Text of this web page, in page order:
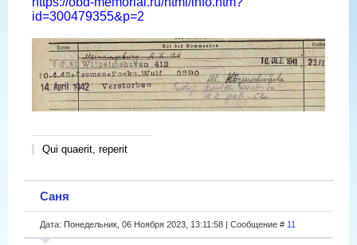
id=300479355&p=2
Qui quaerit, reperit
Саня
Дата: Понедельник, 06 Ноября 2023, 13:11:58 | Сообщение # 11